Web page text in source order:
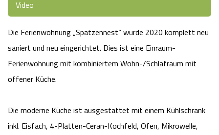
Urlaub auf dem Bauernhof
Urlaub mit Hund
Anreise
Regionale Küche
HeideSpezialitäten
Wildpark Lüneburger Heide
Wildpark Schwarze Berge
Otter Zentrum
Snow World Bispingen
Veranstaltungen
Shopping Celle
Kulinarisches Celle
Die Ferienwohnung „Spatzennest“ wurde 2020 komplett neu
saniert und neu eingerichtet. Dies ist eine Einraum-
Ferienwohnung mit kombiniertem Wohn-/Schlafraum mit
offener Küche.
Die moderne Küche ist ausgestattet mit einem Kühlschrank
inkl. Eisfach, 4-Platten-Ceran-Kochfeld, Ofen, Mikrowelle,
Video